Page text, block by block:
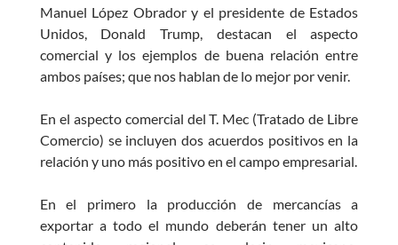
Manuel López Obrador y el presidente de Estados
Unidos, Donald Trump, destacan el aspecto
comercial y los ejemplos de buena relación entre
ambos países; que nos hablan de lo mejor por venir.
En el aspecto comercial del T. Mec (Tratado de Libre
Comercio) se incluyen dos acuerdos positivos en la
relación y uno más positivo en el campo empresarial.
En el primero la producción de mercancías a
exportar a todo el mundo deberán tener un alto